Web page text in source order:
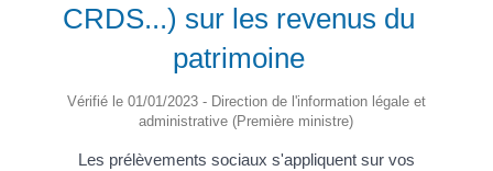
CRDS...) sur les revenus du
patrimoine
Vérifié le 01/01/2023 - Direction de l'information légale et
administrative (Première ministre)
Les prélèvements sociaux s'appliquent sur vos